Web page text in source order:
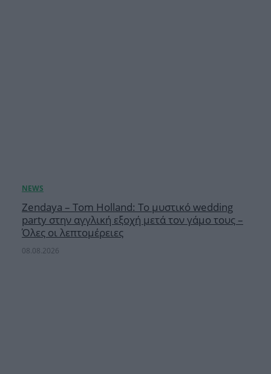
Zendaya – Tom Holland: Το μυστικό wedding
party στην αγγλική εξοχή μετά τον γάμο τους –
Όλες οι λεπτομέρειες
08.08.2026